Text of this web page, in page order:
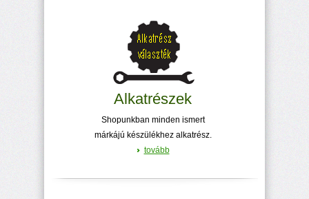
Alkatrészek
Shopunkban minden ismert
márkájú készülékhez alkatrész.
tovább